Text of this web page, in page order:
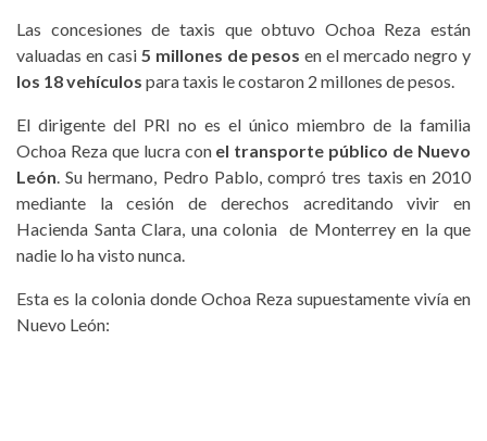
Las concesiones de taxis que obtuvo Ochoa Reza están
valuadas en casi 5 millones de pesos en el mercado negro y
los 18 vehículos para taxis le costaron 2 millones de pesos.
El dirigente del PRI no es el único miembro de la familia
Ochoa Reza que lucra con el transporte público de Nuevo
León. Su hermano, Pedro Pablo, compró tres taxis en 2010
mediante la cesión de derechos acreditando vivir en
Hacienda Santa Clara, una colonia de Monterrey en la que
nadie lo ha visto nunca.
Esta es la colonia donde Ochoa Reza supuestamente vivía en
Nuevo León: